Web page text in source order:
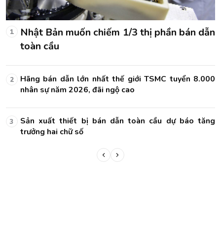
1
Nhật Bản muốn chiếm 1/3 thị phần bán dẫn
toàn cầu
2
Hãng bán dẫn lớn nhất thế giới TSMC tuyển 8.000
nhân sự năm 2026, đãi ngộ cao
3
Sản xuất thiết bị bán dẫn toàn cầu dự báo tăng
trưởng hai chữ số